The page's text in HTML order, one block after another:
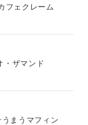
フェクレーム
・ザマンド
まうマフィン